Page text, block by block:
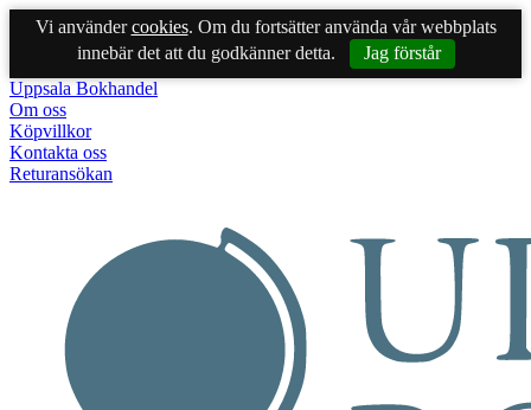
Vi användercookies. Om du fortsätter använda vår webbplats
innebär det att du godkänner detta.
Jag förstår
Uppsala Bokhandel
Om oss
Köpvillkor
Kontakta oss
Returansökan